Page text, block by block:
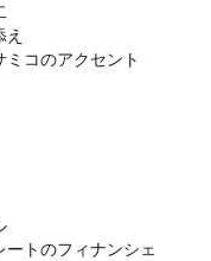
コのアクセント
ートのフィナンシェ